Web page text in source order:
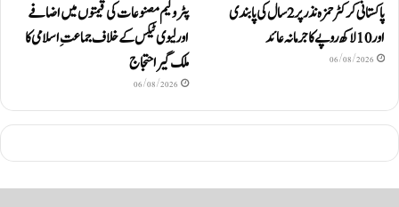
پاکستانی کرکٹر حمزہ نذر پر 2 سال کی پابندی
اور 10 لاکھ روپےکا جرمانہ عائد
06/08/2026
پٹرولیم مصنوعات کی قیمتوں میں اضافے
اور لیوی ٹیکس کے خلاف جماعتِ اسلامی کا
ملک گیر احتجاج
06/08/2026